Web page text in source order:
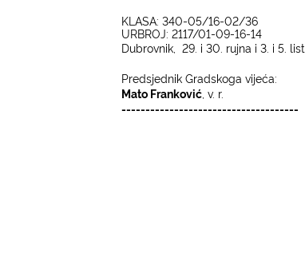
KLASA: 340-05/16-02/36
URBROJ: 2117/01-09-16-14
Dubrovnik,
29. i 30. rujna i 3. i 5.
Predsjednik Gradskoga vijeća:
Mato Franković , v. r.
-------------------------------------